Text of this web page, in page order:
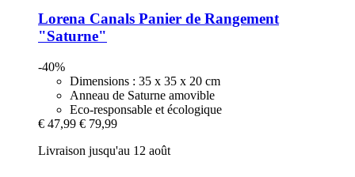
Lorena Canals Panier de Rangement
"Saturne"
-40%
Dimensions : 35 x 35 x 20 cm
Anneau de Saturne amovible
Eco-responsable et écologique
€ 47,99 € 79,99
Livraison jusqu'au 12 août